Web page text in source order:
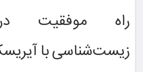
راه موفقیت در
زیست‌شناسی با